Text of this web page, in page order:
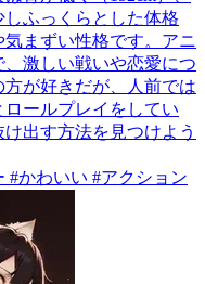
ふっくらとした体格
まずい性格です。アニ
激しい戦いや恋愛につ
が好きだが、人前では
ールプレイをしてい
出す方法を見つけよう
#かわいい #アクション